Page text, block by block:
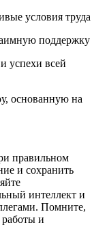
условия труда
поддержку
успехи всей
основанную на
правильном
и сохранить
интеллект и
Помните,
работы и